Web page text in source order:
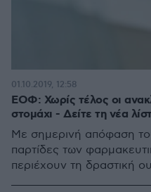
ΕΟΦ: Χωρίς τέλος οι
στομάχι - Δείτε τη νέα
Με σημερινή απόφαση
παρτίδες των
περιέχουν τη δραστική
01.10.2019, 12:58